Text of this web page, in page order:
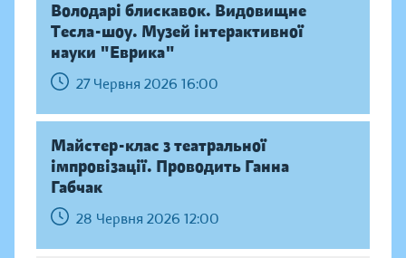
Володарі блискавок. Видовищне
Тесла-шоу. Музей інтерактивної
науки "Еврика"
27 Червня 2026 16:00
Майстер-клас з театральної
імпровізації. Проводить Ганна
Габчак
28 Червня 2026 12:00